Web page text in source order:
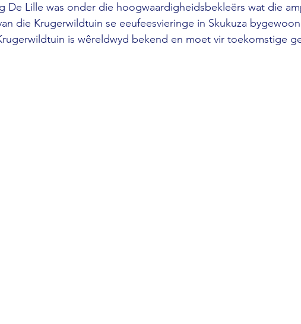
De Lille was onder die hoogwaardigheidsbekleërs wat die
die Krugerwildtuin se eeufeesvieringe in Skukuza
is wêreldwyd bekend en moet vir toekomstige